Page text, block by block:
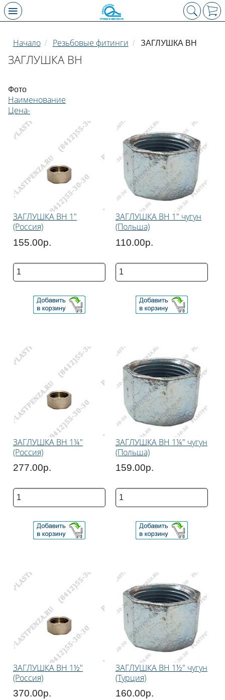
Начало / Резьбовые фитинги / ЗАГЛУШКА ВН
ЗАГЛУШКА ВН
Фото
Наименование
Цена-
ЗАГЛУШКА ВН 1"
(Россия)
155.00р.
ЗАГЛУШКА ВН 1" чугун
(Польша)
110.00р.
ЗАГЛУШКА ВН 1¼"
(Россия)
277.00р.
ЗАГЛУШКА ВН 1¼" чугун
(Польша)
159.00р.
ЗАГЛУШКА ВН 1½"
(Россия)
370.00р.
ЗАГЛУШКА ВН 1½" чугун
(Турция)
160.00р.